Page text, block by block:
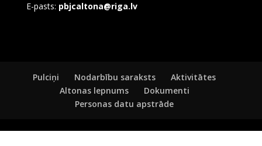
E-pasts: pbjcaltona@riga.lv
Pulciņi Nodarbību saraksts
Aktivitātes
Altonas lepnums
Dokumenti
Personas datu apstrāde